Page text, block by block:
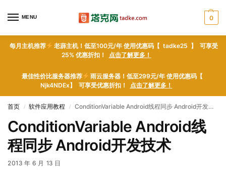
MENU 0
每月主机推荐
老薜主机！低至100元/年 使用优惠码【 tadke25 】 可享受
25% 优惠折扣！ 点击了解更多！
最佳性价比服务器推荐
雨云服务器！低至299元/年 使用优惠码【
Njk4NDEx】 可享受优惠折扣！ 点击了解更多！
首页 / 软件应用教程 / ConditionVariable Android线程同步 Android开发技术
ConditionVariable Android线
程同步 Android开发技术
2013 年 6 月 13 日